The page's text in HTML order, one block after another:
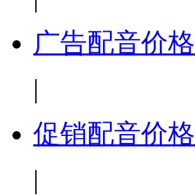
广告配音价格
|
促销配音价格
|